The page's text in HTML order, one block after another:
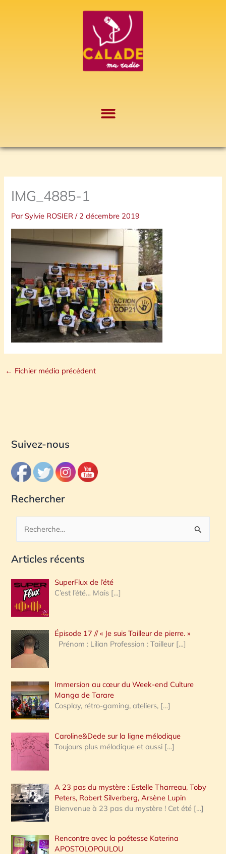
IMG_4885-1
ParSylvie ROSIER/ 2 décembre 2019
← Fichier média précédent
Suivez-nous
Rechercher
c
e
r
c
h
e
:
Articles récents
SuperFlux de l’été
C’est l’été… Mais […]
Épisode 17 // « Je suis Tailleur de pierre. »
Prénom : Lilian Profession : Tailleur […]
Immersion au cœur du Week-end Culture
Manga de Tarare
Cosplay, rétro-gaming, ateliers, […]
Caroline&Dede sur la ligne mélodique
Toujours plus mélodique et aussi […]
A 23 pas du mystère : Estelle Tharreau, Toby
Peters, Robert Silverberg, Arsène Lupin
Bienvenue à 23 pas du mystère ! Cet été […]
Rencontre avec la poétesse Katerina
APOSTOLOPOULOU